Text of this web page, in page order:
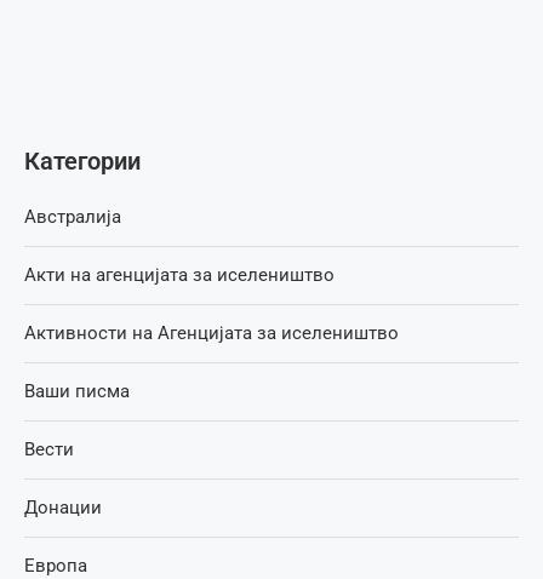
Категории
Австралија
Акти на агенцијата за иселеништво
Активности на Агенцијата за иселеништво
Ваши писма
Вести
Донации
Европа